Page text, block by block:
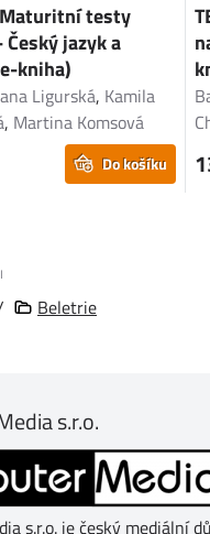
Maturitní testy
jazyk a
kniha)
Ligurská, Kamila
, Martina Komsová
Do košíku
Beletrie
s.r.o.
s.r.o. je český mediální